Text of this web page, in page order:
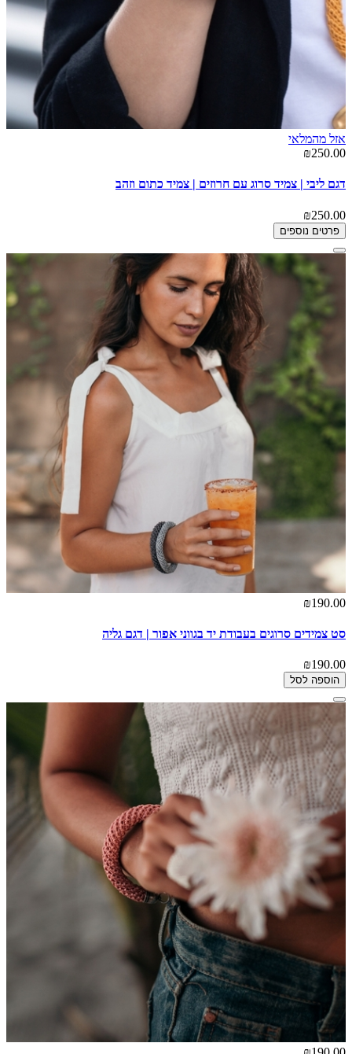
אזל מהמלאי
₪250.00
דגם ליבי | צמיד סרוג עם חרוזים | צמיד כתום וזהב
₪250.00
פרטים נוספים
₪190.00
סט צמידים סרוגים בעבודת יד בגווני אפור | דגם גליה
₪190.00
הוספה לסל